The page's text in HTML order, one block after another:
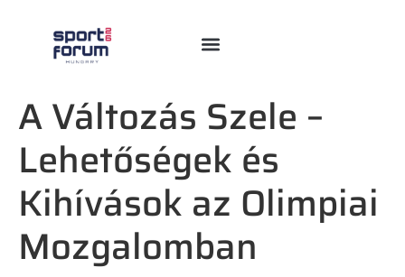
A Változás Szele –
Lehetőségek és
Kihívások az Olimpiai
Mozgalomban